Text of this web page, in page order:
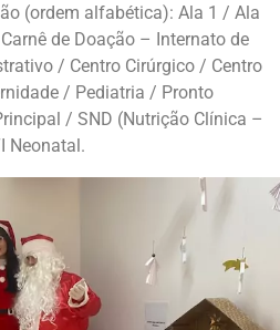
(ordem alfabética): Ala 1 / Ala
de Doação – Internato de
/ Centro Cirúrgico / Centro
/ Pediatria / Pronto
/ SND (Nutrição Clínica –
Neonatal.